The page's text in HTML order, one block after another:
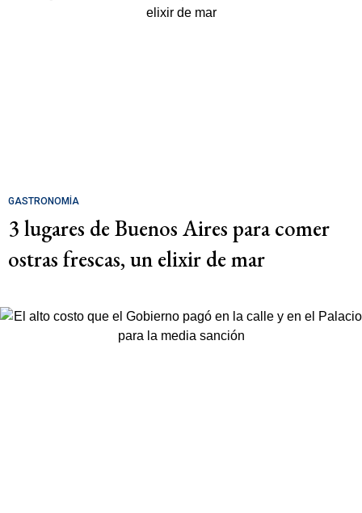
GASTRONOMÍA
3 lugares de Buenos Aires para comer
ostras frescas, un elixir de mar